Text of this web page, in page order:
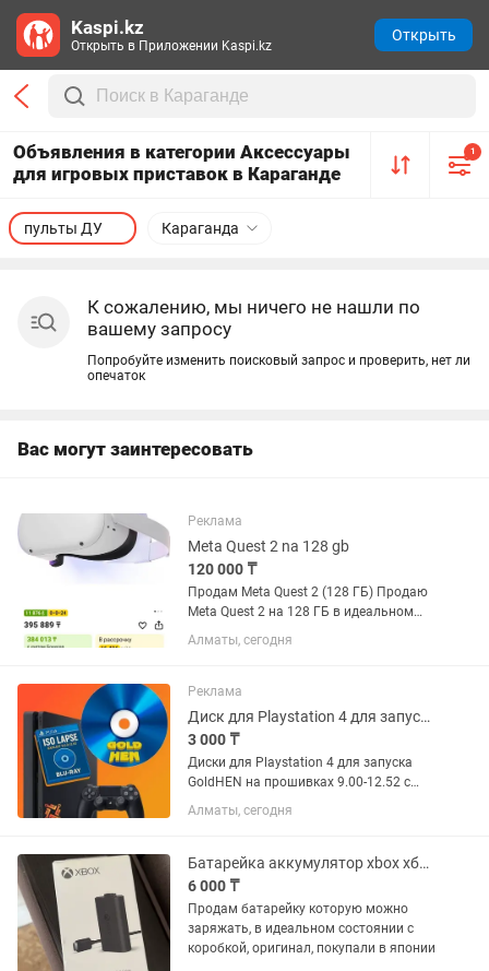
Объявления в категории Аксессуары
для игровых приставок в Караганде
1
Караганда
пульты ДУ
К сожалению, мы ничего не нашли по
вашему запросу
Попробуйте изменить поисковый запрос и проверить, нет ли
опечаток
Вас могут заинтересовать
Реклама
Meta Quest 2 na 128 gb
120 000 ₸
Продам Meta Quest 2 (128 ГБ) Продаю
Meta Quest 2 на 128 ГБ в идеальном
состоянии. Использовался всего 1,5
месяца, работает без каких-либо
шлем Meta Quest 2 (128...
Алматы, сегодня
Реклама
Диск для Playstation 4 для запуска GoldHEN (эксплойт BD-JB) поддержка 12.52
3 000 ₸
Диски для Playstation 4 для запуска
GoldHEN на прошивках 9.00-12.52 с
помощью BD-диска (эксплойт BD-JB).
После установки, вы сможете
абсолютно бесплатно. Для...
Алматы, сегодня
Батарейка аккумулятор xbox хбокс
6 000 ₸
Продам батарейку которую можно
заряжать, в идеальном состоянии с
коробкой, оригинал, покупали в японии
Kaspi.kz
Открыть в Приложении Kaspi.kz
Открыть